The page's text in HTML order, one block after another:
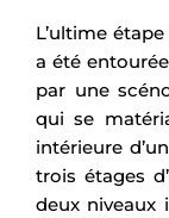
L’ultime
a été
par une
qui se
intérieure
trois étages
deux niveaux